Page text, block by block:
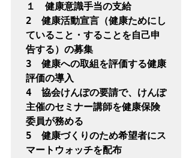
１　健康意識手当の支給
2　健康活動宣言（健康ためにし
ていること・することを自己申
告する）の募集
3　健康への取組を評価する健康
評価の導入
4　協会けんぽの要請で、けんぽ
主催のセミナー講師を健康保険
委員が務める
5　健康づくりのため希望者にス
マートウォッチを配布